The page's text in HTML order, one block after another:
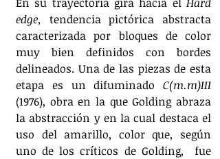
edge, tendencia pictórica abstracta
caracterizada por bloques de color
muy bien definidos con bordes
delineados. Una de las piezas de esta
etapa es un difuminado
(1976), obra en la que Golding abraza
la abstracción y en la cual destaca el
uso del amarillo, color que, según
uno de los críticos de Golding,  fue